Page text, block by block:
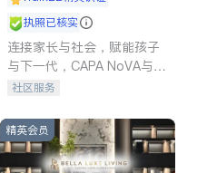
执照已核实
连接家长与社会，赋能孩子
与下一代，CAPA NoVA与您
携手建设包容、公平、充满
社区服务
精英会员